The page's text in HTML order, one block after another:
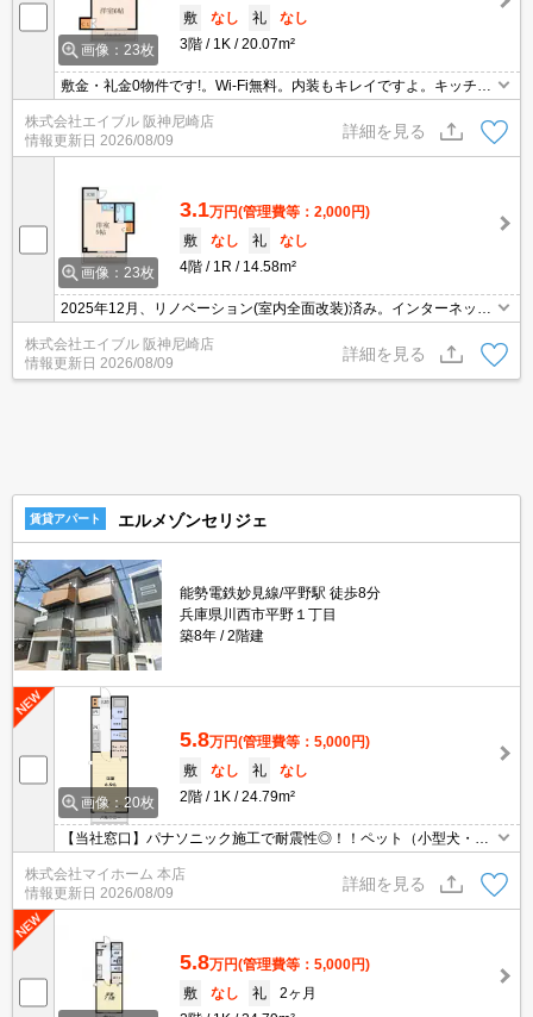
画像：23枚
敷
なし 礼
なし
3階
1K 20.07m²
敷金・礼金0物件です!。Wi-Fi無料。内装もキレイですよ。キッチン
スペースが広め。インターネット無料で使い放題。
株式会社エイブル 阪神尼崎店
情報更新日 2026/08/09
詳細を見る
画像：23枚
3.1万円(管理費等：2,000円)
敷
なし 礼
なし
4階
1R 14.58m²
2025年12月、リノベーション(室内全面改装)済み。インターネット
無料で使い放題。敷金・礼金0物件です!。南向きベランダで日当た
りもGOOD。初期費用・家賃カード払い可。
株式会社エイブル 阪神尼崎店
情報更新日 2026/08/09
詳細を見る
賃貸アパート エルメゾンセリジェ
能勢電鉄妙見線/平野駅 徒歩8分
兵庫県川西市平野１丁目
築8年
2階建
画像：20枚
5.8万円(管理費等：5,000円)
敷
なし 礼
なし
2階
1K 24.79m²
【当社窓口】パナソニック施工で耐震性◎！！ペット（小型犬・
猫）２匹まで飼育可能ＯＫ（＾＾♪2階からの陽当り・通風・眺望ど
れも良好です♪久しぶりの募集になります♪
株式会社マイホーム 本店
情報更新日 2026/08/09
詳細を見る
5.8万円(管理費等：5,000円)
敷
なし 礼
2ヶ月